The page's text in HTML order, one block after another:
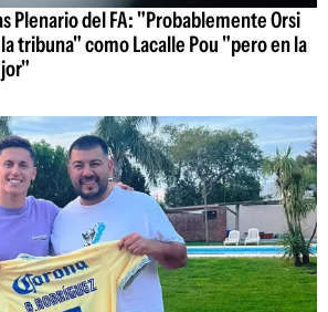
Plenario del FA: "Probablemente Orsi
tribuna" como Lacalle Pou "pero en la